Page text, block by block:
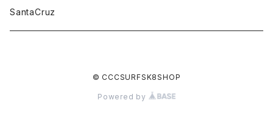
SantaCruz
© CCCSURFSK8SHOP
Powered by